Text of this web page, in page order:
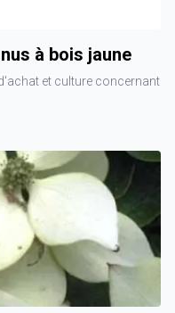
à bois jaune
et culture concernant